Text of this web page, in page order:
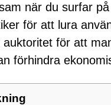
när du surfar
för att lura
auktoritet för att
förhindra